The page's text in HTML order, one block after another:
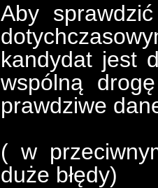
Aby
kandydat jest
wspólną
prawdziwe
( w
duże błędy)